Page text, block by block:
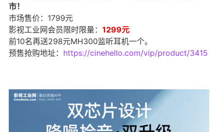
市！
市场售价：1799元
影视工业网会员限时限量： 1299元
前10名再送298元MH300监听耳机一个。
预售抢购地址： https://cinehello.com/vip/product/3415